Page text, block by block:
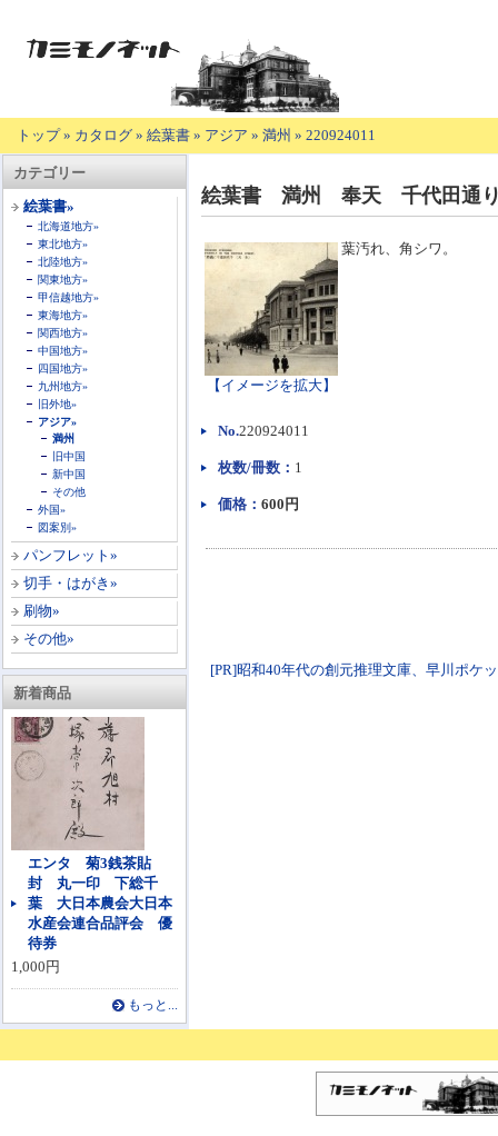
トップ» カタログ » 絵葉書 » アジア » 満州 » 220924011
カテゴリー
絵葉書»
北海道地方»
東北地方»
北陸地方»
関東地方»
甲信越地方»
東海地方»
関西地方»
中国地方»
四国地方»
九州地方»
旧外地»
アジア»
満州
旧中国
新中国
その他
外国»
図案別»
パンフレット»
切手・はがき»
刷物»
その他»
新着商品
エンタ 菊3銭茶貼
封 丸一印 下総千
葉 大日本農会大日本
水産会連合品評会 優
待券
1,000円
もっと...
品
の
明】
絵葉書 満州 奉天 千代田通り
【イメージを拡大】
葉汚れ、角シワ。
No.220924011
枚数/冊数： 1
価格：600円
[PR]昭和40年代の創元推理文庫、早川ポケ